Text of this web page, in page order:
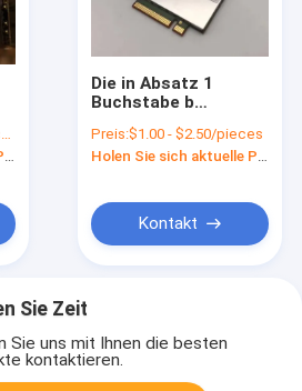
Die in Absatz 1
Buchstabe b
Anforderungen
gelten nicht für die
für die Bereitstellung
der erforderlichen
Preis:$1.00 - $2.50/pieces
Kontakt
Sie Zeit
Sie uns mit Ihnen die besten
kontaktieren.